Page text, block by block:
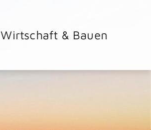
Wirtschaft & Bauen